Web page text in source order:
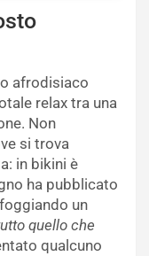
afrodisiaco
relax tra una
Non
si trova
in bikini è
ha pubblicato
un
quello che
qualcuno